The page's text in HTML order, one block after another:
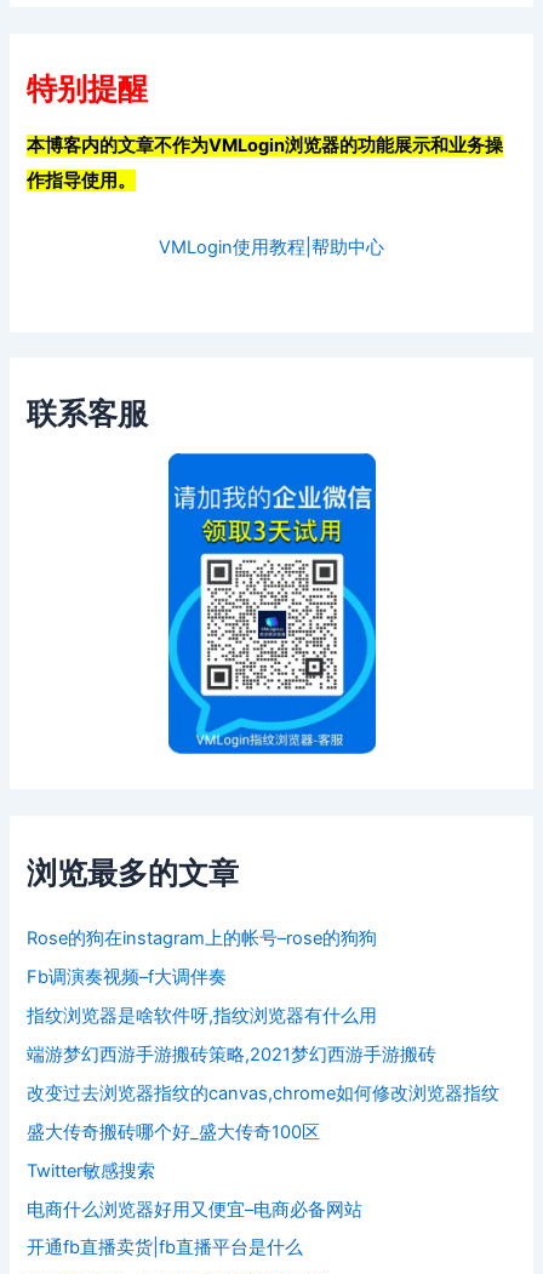
特别提醒
本博客内的文章不作为VMLogin浏览器的功能展示和业务操
作指导使用。
VMLogin使用教程|帮助中心
联系客服
浏览最多的文章
Rose的狗在instagram上的帐号–rose的狗狗
Fb调演奏视频–f大调伴奏
指纹浏览器是啥软件呀,指纹浏览器有什么用
端游梦幻西游手游搬砖策略,2021梦幻西游手游搬砖
改变过去浏览器指纹的canvas,chrome如何修改浏览器指纹
盛大传奇搬砖哪个好_盛大传奇100区
Twitter敏感搜索
电商什么浏览器好用又便宜–电商必备网站
开通fb直播卖货|fb直播平台是什么